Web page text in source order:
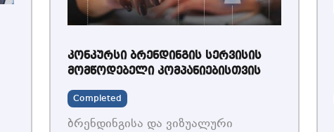
კონკურსი ბრენდინგის სერვისის
მომწოდებელი კომპანიებისთვის
Completed
ბრენდინგისა და ვიზუალური